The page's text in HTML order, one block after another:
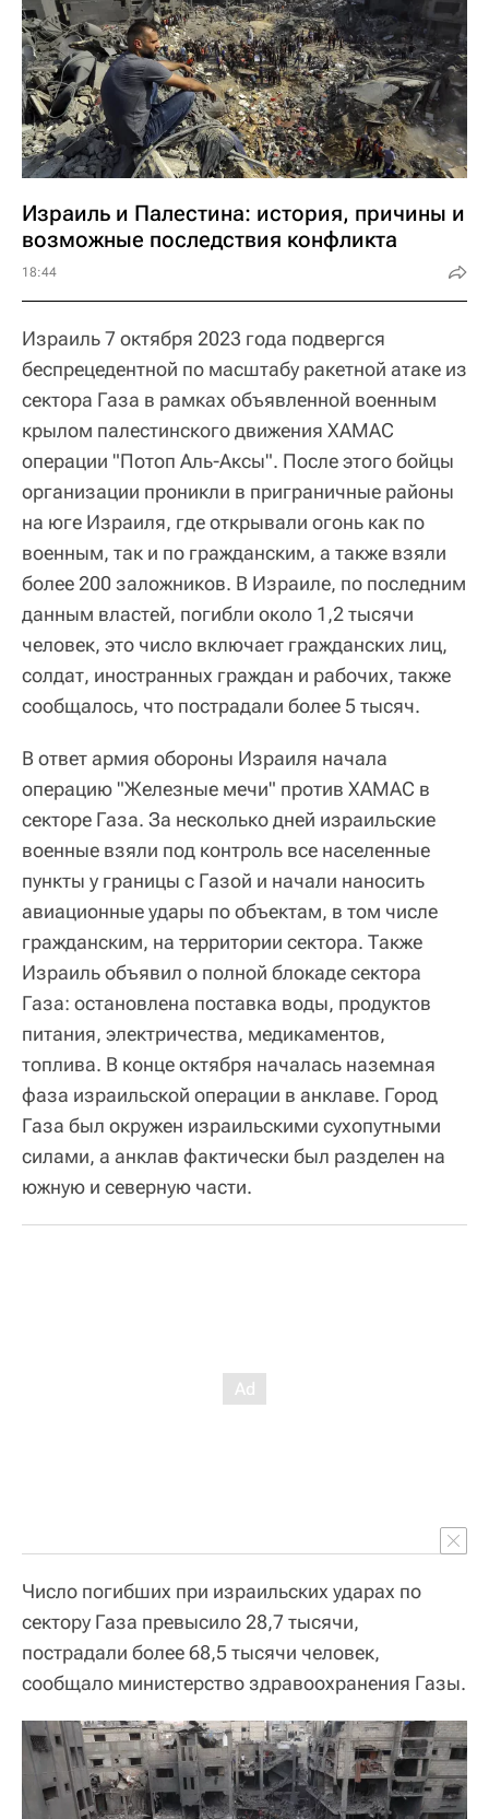
Израиль и Палестина: история, причины и
возможные последствия конфликта
18:44
Израиль 7 октября 2023 года подвергся
беспрецедентной по масштабу ракетной атаке из
сектора Газа в рамках объявленной военным
крылом палестинского движения ХАМАС
операции "Потоп Аль-Аксы". После этого бойцы
организации проникли в приграничные районы
на юге Израиля, где открывали огонь как по
военным, так и по гражданским, а также взяли
более 200 заложников. В Израиле, по последним
данным властей, погибли около 1,2 тысячи
человек, это число включает гражданских лиц,
солдат, иностранных граждан и рабочих, также
сообщалось, что пострадали более 5 тысяч.
В ответ армия обороны Израиля начала
операцию "Железные мечи" против ХАМАС в
секторе Газа. За несколько дней израильские
военные взяли под контроль все населенные
пункты у границы с Газой и начали наносить
авиационные удары по объектам, в том числе
гражданским, на территории сектора. Также
Израиль объявил о полной блокаде сектора
Газа: остановлена поставка воды, продуктов
питания, электричества, медикаментов,
топлива. В конце октября началась наземная
фаза израильской операции в анклаве. Город
Газа был окружен израильскими сухопутными
силами, а анклав фактически был разделен на
южную и северную части.
Число погибших при израильских ударах по
сектору Газа превысило 28,7 тысячи,
пострадали более 68,5 тысячи человек,
сообщало министерство здравоохранения Газы.